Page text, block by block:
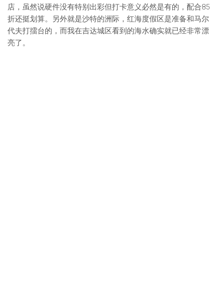
店，虽然说硬件没有特别出彩但打卡意义必然是有的，配合85
折还挺划算。另外就是沙特的洲际，红海度假区是准备和马尔
代夫打擂台的，而我在吉达城区看到的海水确实就已经非常漂
亮了。